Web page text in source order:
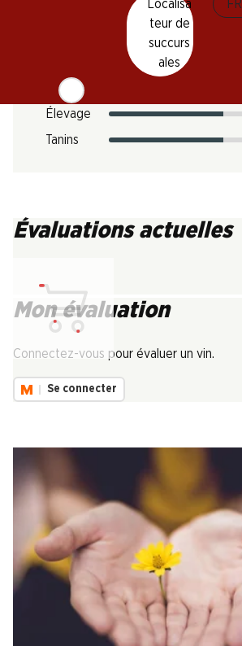
Localisa
teur de
succurs
ales
FR
Intensité
Élevage
Tanins
Évaluations actuelles
Mon évaluation
Connectez-vous pour évaluer un vin.
Se connecter